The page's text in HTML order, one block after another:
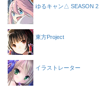
ゆるキャン△ SEASON 2
東方Project
イラストレーター